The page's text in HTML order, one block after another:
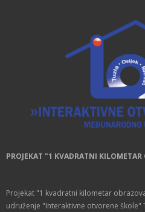
PROJEKAT "1 KVADRATNI
Projekat "1 kvadratni kilometar
udruženje "Interaktivne otvorene škole"